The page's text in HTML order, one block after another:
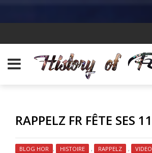
RAPPELZ FR FÊTE SES
BLOG HOR , HISTOIRE , RAPPELZ ,